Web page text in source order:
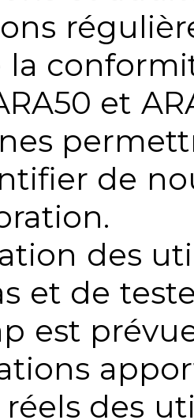
et
de
des
et de
est
des